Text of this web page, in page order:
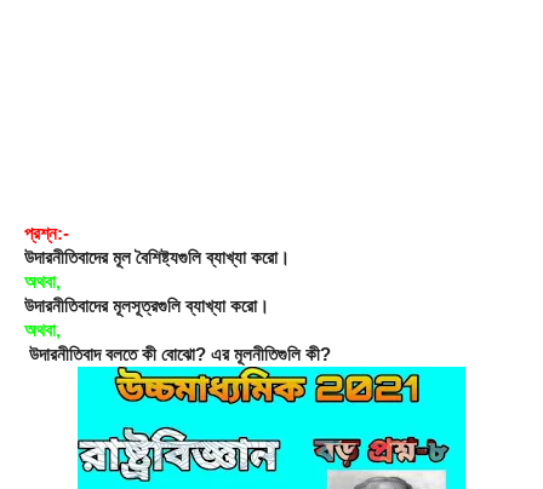
প্রশ্ন:-
উদারনীতিবাদের মূল বৈশিষ্ট্যগুলি ব্যাখ্যা করো।
অথবা,
উদারনীতিবাদের মূলসূত্রগুলি ব্যাখ্যা করো।
অথবা,
উদারনীতিবাদ বলতে কী বোঝো? এর মূলনীতিগুলি কী?